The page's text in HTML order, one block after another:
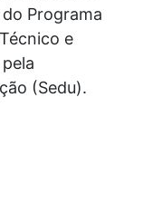
Programa
e
(Sedu).